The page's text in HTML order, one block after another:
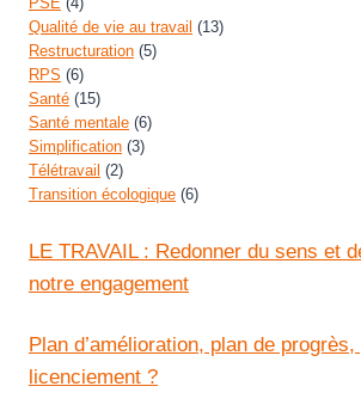
Qualité de vie au travail (13)
Restructuration (5)
RPS (6)
Santé (15)
Santé mentale (6)
Simplification (3)
Télétravail (2)
Transition écologique (6)
LE TRAVAIL : Redonner du sens et
notre engagement
Plan d’amélioration, plan de
licenciement ?